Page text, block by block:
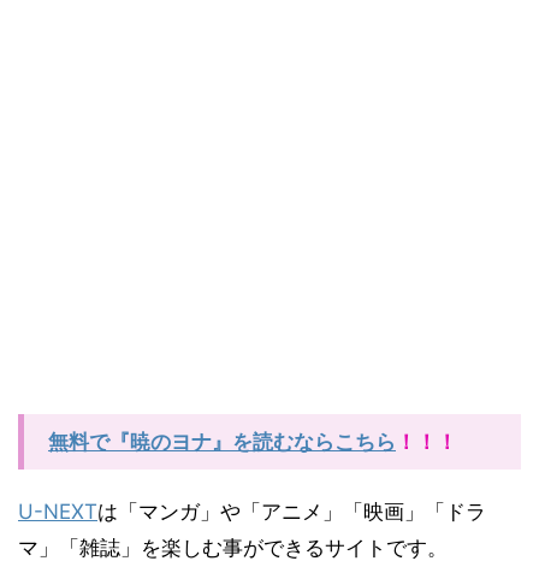
無料で『暁のヨナ』を読むならこちら ！！！
U-NEXTは「マンガ」や「アニメ」「映画」「ドラ
マ」「雑誌」を楽しむ事ができるサイトです。